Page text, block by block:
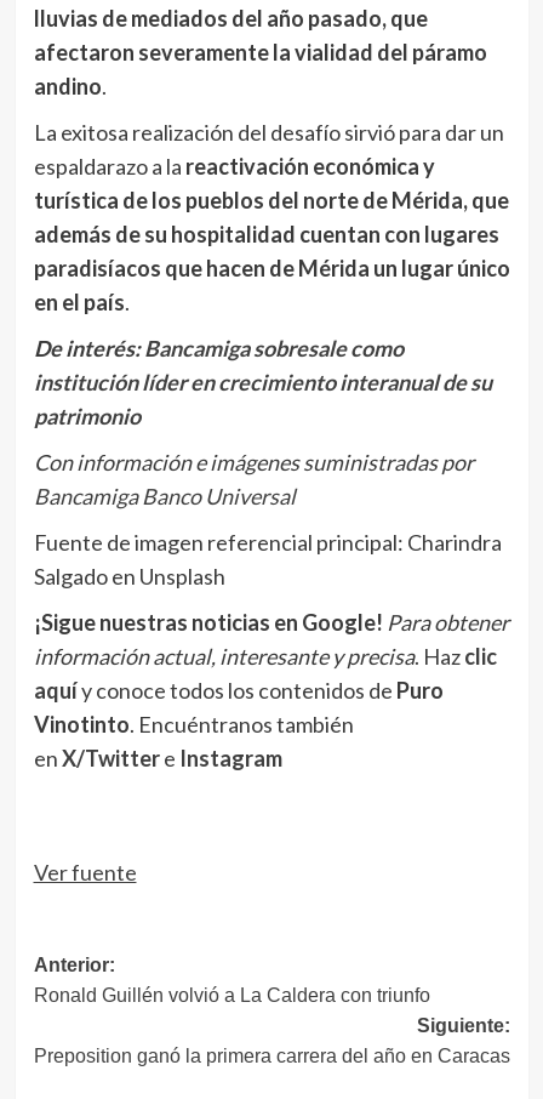
lluvias de mediados del año pasado, que
afectaron severamente la vialidad del páramo
andino.
La exitosa realización del desafío sirvió para dar un
espaldarazo a la reactivación económica y
turística de los pueblos del norte de Mérida, que
además de su hospitalidad cuentan con lugares
paradisíacos que hacen de Mérida un lugar único
en el país.
De interés: Bancamiga sobresale como
institución líder en crecimiento interanual de su
patrimonio
Con información e imágenes suministradas por
Bancamiga Banco Universal
Fuente de imagen referencial principal: Charindra
Salgado en Unsplash
¡Sigue nuestras noticias en Google! Para obtener
información actual, interesante y precisa. Hazclic
aquíy conoce todos los contenidos de Puro
Vinotinto. Encuéntranos también
enX/Twittere Instagram
Ver fuente
Navegación
de
entradas
Anterior:
Ronald Guillén volvió a La Caldera con triunfo
Siguiente:
Preposition ganó la primera carrera del año en Caracas